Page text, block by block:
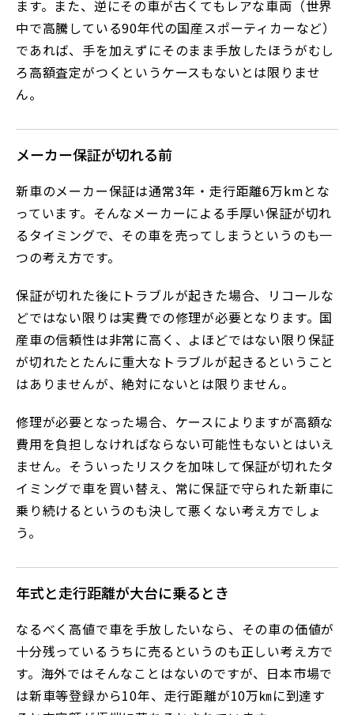
ます。また、逆にその車が古くてもレアな車両（世界
中で高騰している90年代の国産スポーティカーなど）
であれば、手を加えずにそのまま手放したほうがむし
ろ高額査定がつくというケースもないとは限りませ
ん。
メーカー保証が切れる前
新車のメーカー保証は通常3年・走行距離6万kmとな
っています。そんなメーカーによる手厚い保証が切れ
るタイミングで、その車を売ってしまうというのも一
つの考え方です。
保証が切れた後にトラブルが起きた場合、リコールな
どではない限りは実費での修理が必要となります。国
産車の信頼性は非常に高く、よほどではない限り保証
が切れたとたんに重大なトラブルが起きるということ
はありませんが、絶対にないとは限りません。
修理が必要となった場合、ケースによりますが高額な
費用を負担しなければならない可能性もないとはいえ
ません。そういったリスクを加味して保証が切れたタ
イミングで車を買い替え、常に保証で守られた新車に
乗り続けるというのも決して悪くない考え方でしょ
う。
年式と走行距離が大台に乗るとき
なるべく高値で車を手放したいなら、その車の価値が
十分残っているうちに売るというのも正しい考え方で
す。海外ではそんなことはないのですが、日本市場で
は新車等登録から10年、走行距離が10万㎞に到達す